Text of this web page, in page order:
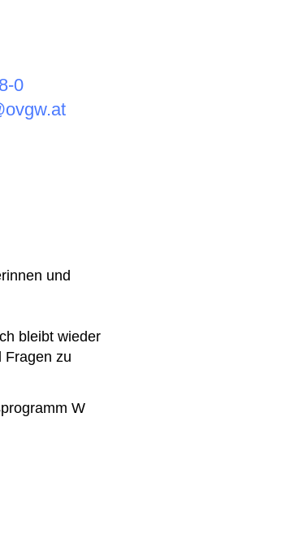
0
und
bleibt wieder
Fragen zu
W